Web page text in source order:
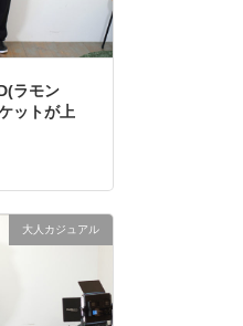
ラモン
ットが上
大人カジュアル